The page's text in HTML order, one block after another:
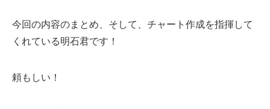
今回の内容のまとめ、そして、チャート作成を指揮して
くれている明石君です！
頼もしい！